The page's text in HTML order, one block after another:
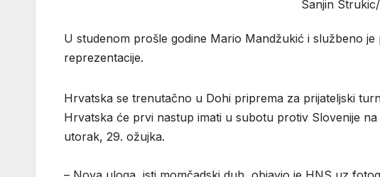
Sanjin
U studenom prošle godine Mario Mandžukić i službeno
reprezentacije.
Hrvatska se trenutačno u Dohi priprema za prijateljski
Hrvatska će prvi nastup imati u subotu protiv Slovenije
utorak, 29. ožujka.